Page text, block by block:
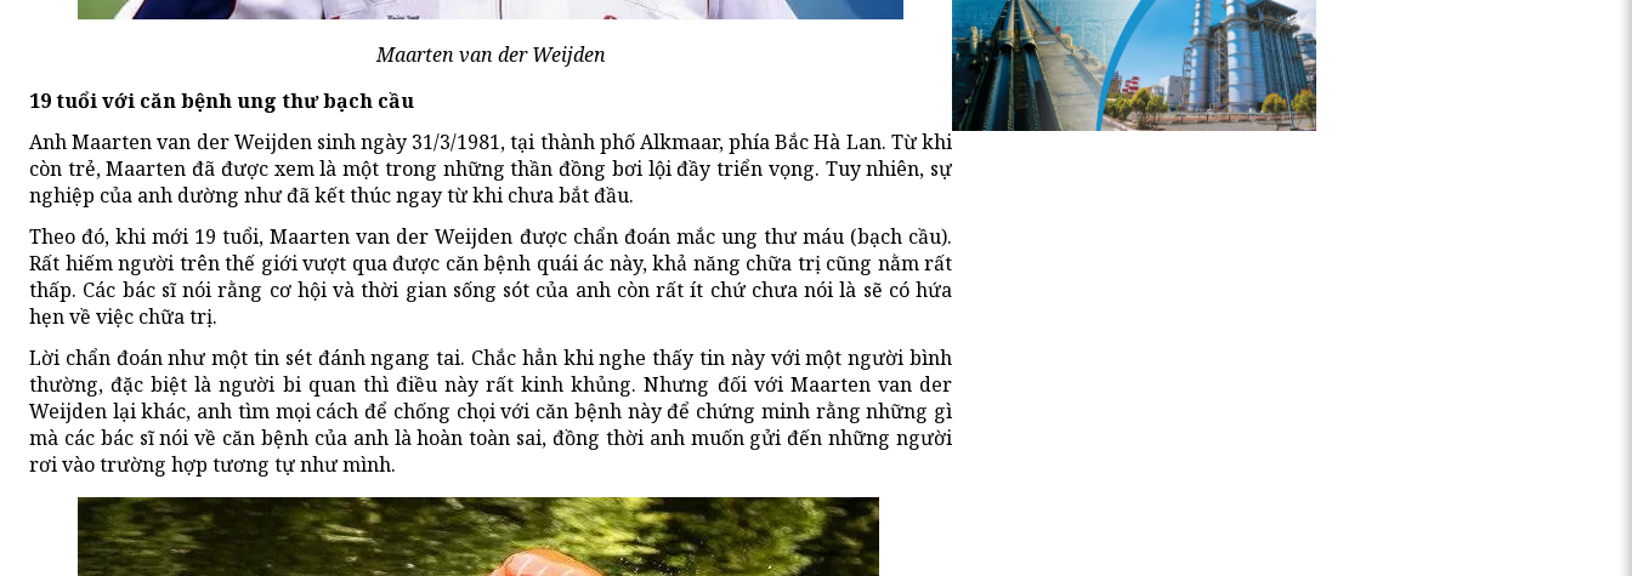
Maarten van der Weijden
19 tuổi với căn bệnh ung thư bạch cầu
Anh Maarten van der Weijden sinh ngày 31/3/1981, tại thành phố Alkmaar, phía Bắc Hà Lan. Từ khi
còn trẻ, Maarten đã được xem là một trong những thần đồng bơi lội đầy triển vọng. Tuy nhiên, sự
nghiệp của anh dường như đã kết thúc ngay từ khi chưa bắt đầu.
Theo đó, khi mới 19 tuổi, Maarten van der Weijden được chẩn đoán mắc ung thư máu (bạch cầu).
Rất hiếm người trên thế giới vượt qua được căn bệnh quái ác này, khả năng chữa trị cũng nằm rất
thấp. Các bác sĩ nói rằng cơ hội và thời gian sống sót của anh còn rất ít chứ chưa nói là sẽ có hứa
hẹn về việc chữa trị.
Lời chẩn đoán như một tin sét đánh ngang tai. Chắc hẳn khi nghe thấy tin này với một người bình
thường, đặc biệt là người bi quan thì điều này rất kinh khủng. Nhưng đối với Maarten van der
Weijden lại khác, anh tìm mọi cách để chống chọi với căn bệnh này để chứng minh rằng những gì
mà các bác sĩ nói về căn bệnh của anh là hoàn toàn sai, đồng thời anh muốn gửi đến những người
rơi vào trường hợp tương tự như mình.